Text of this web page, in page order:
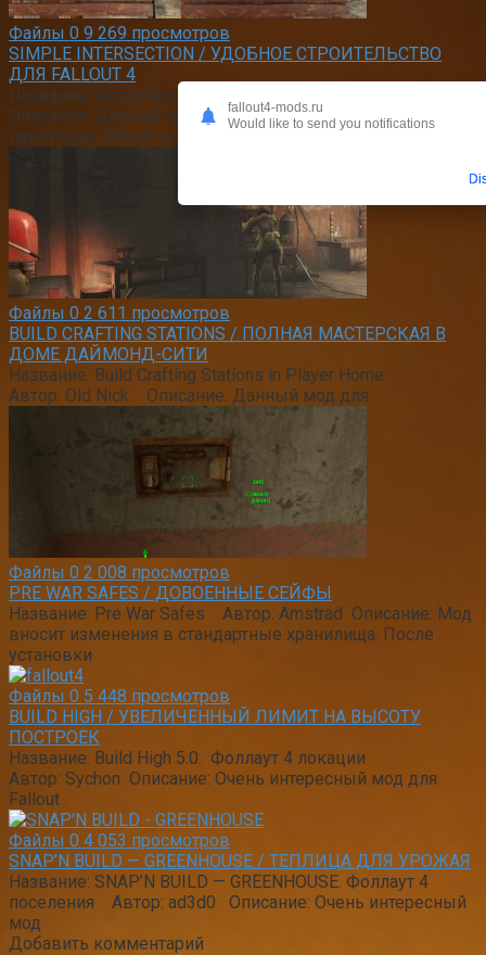
Файлы 0 9 269 просмотров
SIMPLE INTERSECTION / УДОБНОЕ СТРОИТЕЛЬСТВО
ДЛЯ FALLOUT 4
Название: Simple Intersection Автор: Draco856
Описание: Данный мод сделает строительство
некоторых объектов более удобным. Теперь
Файлы 0 2 611 просмотров
BUILD CRAFTING STATIONS / ПОЛНАЯ МАСТЕРСКАЯ В
ДОМЕ ДАЙМОНД-СИТИ
Название: Build Crafting Stations in Player Home
Автор: Old Nick Описание: Данный мод для
Файлы 0 2 008 просмотров
PRE WAR SAFES / ДОВОЕННЫЕ СЕЙФЫ
Название: Pre War Safes Автор: Amstrad Описание: Мод
вносит изменения в стандартные хранилища. После
установки
Файлы 0 5 448 просмотров
BUILD HIGH / УВЕЛИЧЕННЫЙ ЛИМИТ НА ВЫСОТУ
ПОСТРОЕК
Название: Build High 5.0. Фоллаут 4 локации
Автор: Sychon Описание: Очень интересный мод для
Fallout
Файлы 0 4 053 просмотров
SNAP’N BUILD — GREENHOUSE / ТЕПЛИЦА ДЛЯ УРОЖАЯ
Название: SNAP’N BUILD — GREENHOUSE. Фоллаут 4
поселения Автор: ad3d0 Описание: Очень интересный
мод
Добавить комментарий
fallout4-mods.ru
Would like to send you notifications